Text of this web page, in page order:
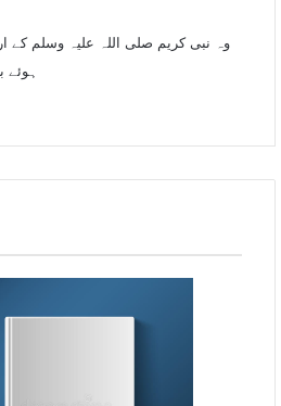
وہ نبی کریم صلی اللہ علیہ وسلم کے